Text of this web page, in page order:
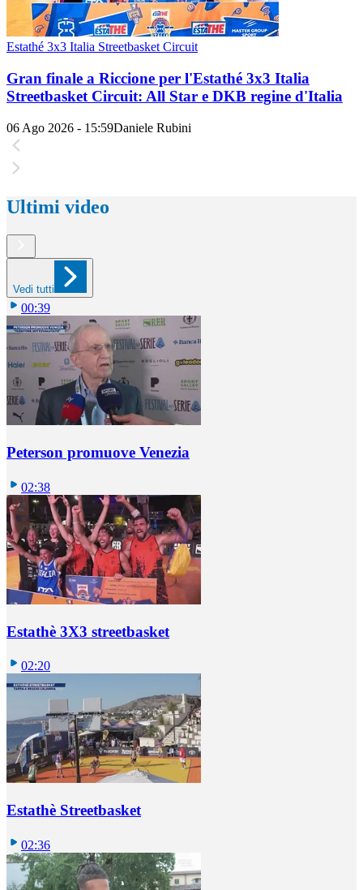
Estathé 3x3 Italia Streetbasket Circuit
Gran finale a Riccione per l'Estathé 3x3 Italia
Streetbasket Circuit: All Star e DKB regine d'Italia
06 Ago 2026 - 15:59Daniele Rubini
Ultimi video
Vedi tutti
00:39
Peterson promuove Venezia
02:38
Estathè 3X3 streetbasket
02:20
Estathè Streetbasket
02:36